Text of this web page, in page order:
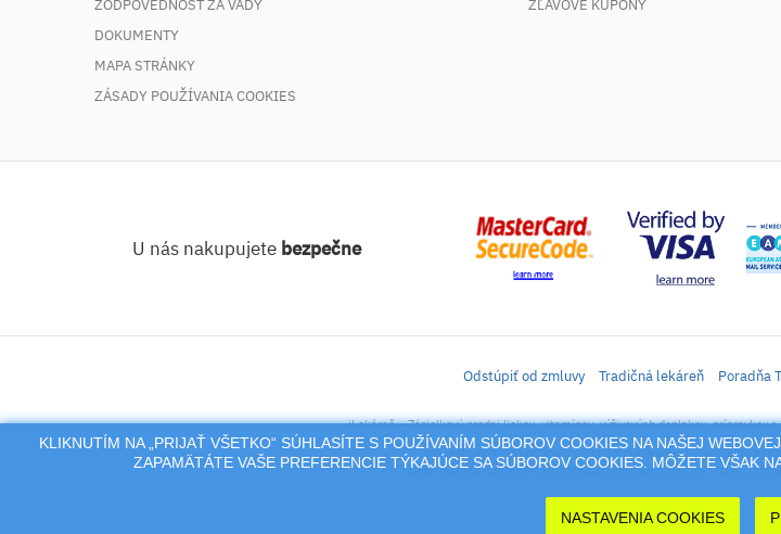
ZODPOVEDNOSŤ ZA VADY
DOKUMENTY
MAPA STRÁNKY
ZÁSADY POUŽÍVANIA COOKIES
ZĽAVOVÉ KUPÓNY
KLIKNUTÍM NA „PRIJAŤ VŠETKO“ SÚHLASÍTE S POUŽÍVANÍM SÚBOROV COOKIES NA NAŠEJ
ZAPAMÄTÁTE VAŠE PREFERENCIE TÝKAJÚCE SA SÚBOROV COOKIES. MÔŽETE VŠAK
NASTAVENIA COOKIES
U nás nakupujete bezpečne
Odstúpiť od zmluvy Tradičná lekáreň Poradňa
iLekáreň – Zásielkový predaj liekov, vitamínov, výživových doplnkov,
Na tento portál sa vzťahujú autorské práva a akákoľvek jeho
alebo reprodukcia jeho časti (prevzatie obrázkov, textov a pod.)